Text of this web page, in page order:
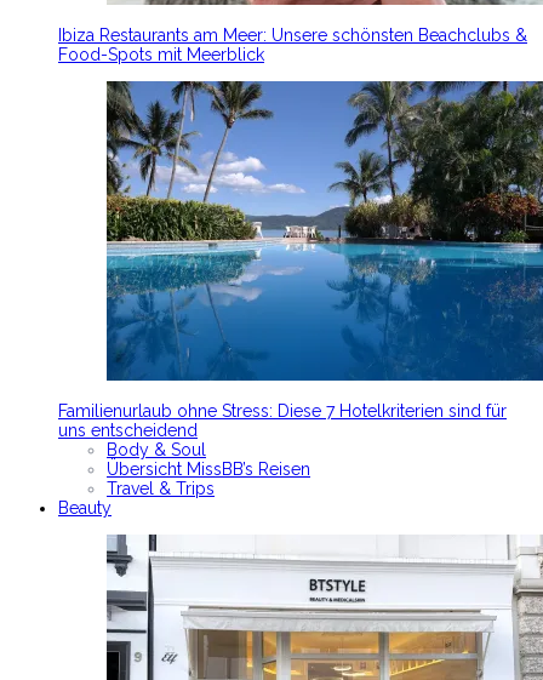
Ibiza Restaurants am Meer: Unsere schönsten Beachclubs &
Food-Spots mit Meerblick
Familienurlaub ohne Stress: Diese 7 Hotelkriterien sind für
uns entscheidend
Body & Soul
Übersicht MissBB’s Reisen
Travel & Trips
Beauty